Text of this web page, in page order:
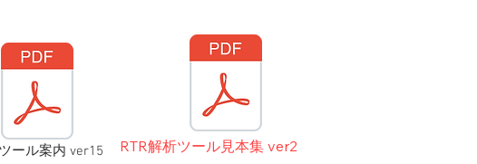
ール案内 ver15 RTR解析ツール見本集 ver2